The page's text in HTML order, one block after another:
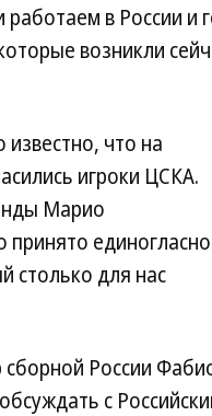
в России и
возникли
известно, что на
игроки ЦСКА.
Марио
столько для нас
сборной России
с